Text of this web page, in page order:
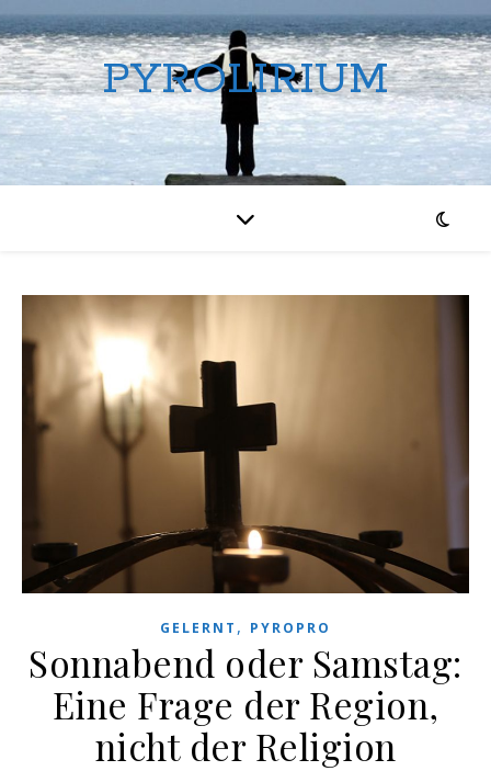
PYROLIRIUM
GELERNT , PYROPRO
Sonnabend oder Samstag:
Eine Frage der Region,
nicht der Religion